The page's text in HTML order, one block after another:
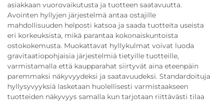
asiakkaan vuorovaikutusta ja tuotteen saatavuutta.
Avointen hyllyjen järjestelmä antaa ostajille
mahdollisuuden helposti katsoa ja saada tuotteita useista
eri korkeuksista, mikä parantaa kokonaiskuntoista
ostokokemusta. Muokattavat hyllykulmat voivat luoda
gravitaatiopohjaisia järjestelmiä tietyille tuotteille,
varmistamalla että kaupparahat siirtyvät aina eteenpäin
paremmaksi näkyvyydeksi ja saatavuudeksi. Standardoituja
hyllysyvyyksiä lasketaan huolellisesti varmistaakseen
tuotteiden näkyvyys samalla kun tarjotaan riittävästi tilaa